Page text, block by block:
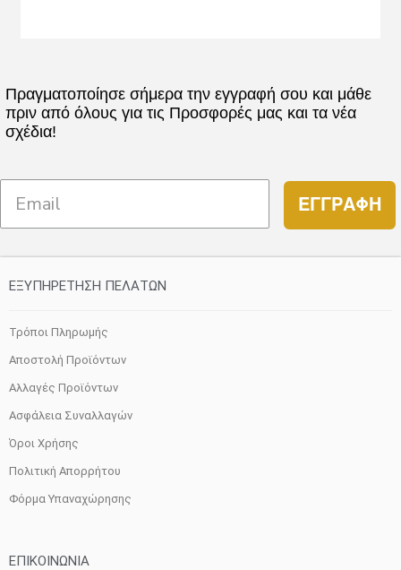
Πραγματοποίησε σήμερα την εγγραφή σου και μάθε
πριν από όλους για τις Προσφορές μας και τα νέα
σχέδια!
ΕΓΓΡΑΦΗ
ΕΞΥΠΗΡΕΤΗΣΗ ΠΕΛΑΤΩΝ
Τρόποι Πληρωμής
Αποστολή Προϊόντων
Αλλαγές Προϊόντων
Ασφάλεια Συναλλαγών
Όροι Χρήσης
Πολιτική Απορρήτου
Φόρμα Υπαναχώρησης
ΕΠΙΚΟΙΝΩΝΙΑ